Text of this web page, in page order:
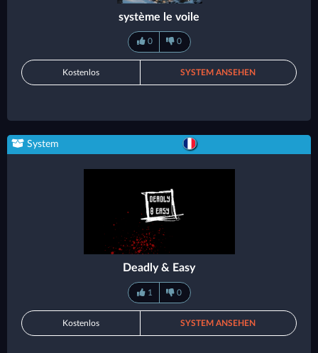
système le voile
0 0
Kostenlos SYSTEM ANSEHEN
System
Deadly & Easy
1 0
Kostenlos SYSTEM ANSEHEN